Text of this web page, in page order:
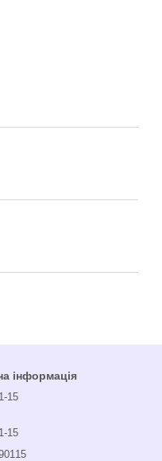
інформація
15
15